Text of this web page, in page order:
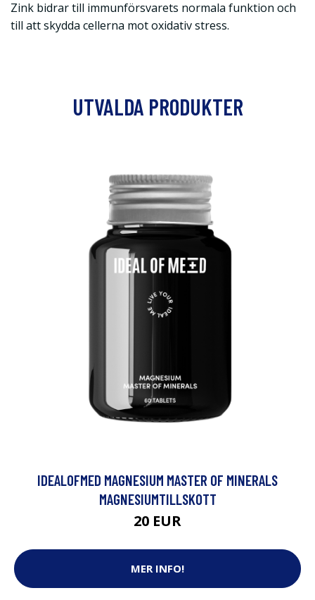
Zink bidrar till immunförsvarets normala funktion och
till att skydda cellerna mot oxidativ stress.
UTVALDA PRODUKTER
IDEALOFMED MAGNESIUM MASTER OF MINERALS
MAGNESIUMTILLSKOTT
20 EUR
MER INFO!